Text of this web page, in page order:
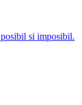
si imposibil.